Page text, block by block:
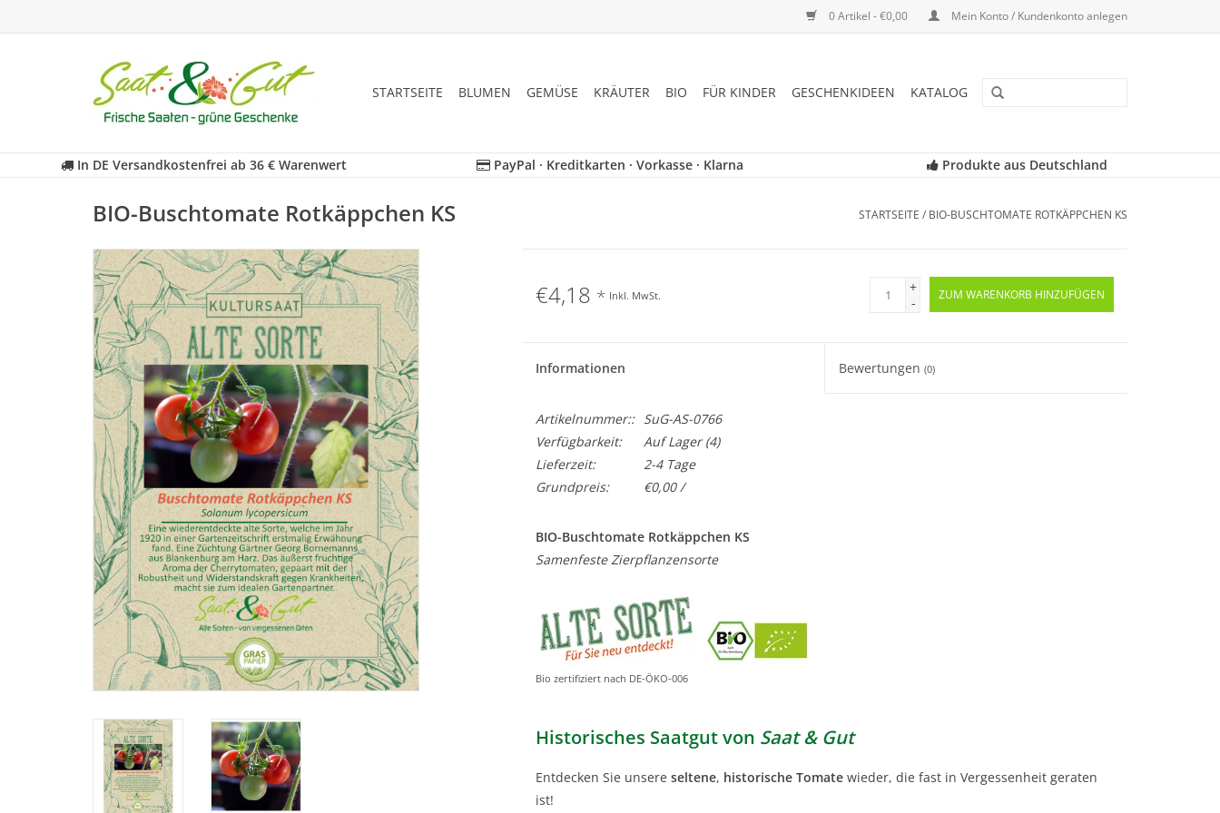
0 Artikel - €0,00 Mein Konto / Kundenkonto anlegen
STARTSEITE BLUMEN GEMÜSE KRÄUTER BIO FÜR KINDER GESCHENKIDEEN KATALOG
In DE Versandkostenfrei ab 36 € Warenwert PayPal · Kreditkarten · Vorkasse · Klarna Produkte aus Deutschland
BIO-Buschtomate Rotkäppchen KS STARTSEITE / BIO-BUSCHTOMATE ROTKÄPPCHEN KS
€4,18 * Inkl. MwSt.
+
-
ZUM WARENKORB HINZUFÜGEN
Informationen Bewertungen(0)
Artikelnummer::
SuG-AS-0766
Verfügbarkeit:
Auf Lager(4)
Lieferzeit:
2-4 Tage
Grundpreis:
€0,00 /
BIO-Buschtomate Rotkäppchen KS
Samenfeste Zierpflanzensorte
Bio zertifiziert nach DE-ÖKO-006
Historisches Saatgut von Saat & Gut
Entdecken Sie unsere seltene, historische Tomatewieder, die fast in Vergessenheit geraten
ist!